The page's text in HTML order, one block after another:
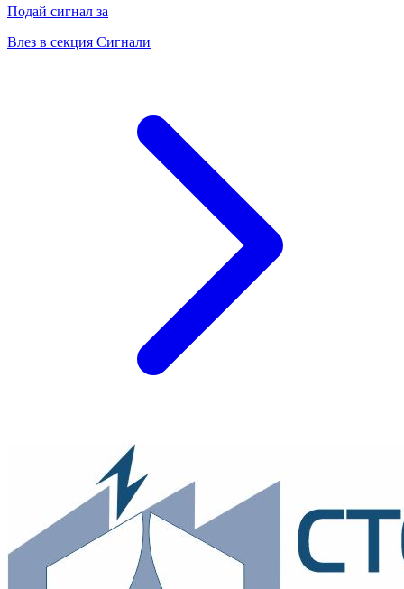
Подай сигнал за
Влез в секция Сигнали